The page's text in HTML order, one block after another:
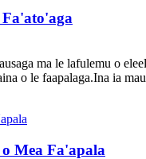
ma le lafulemu o
o le faapalaga.Ina ia
Mea Fa'apala